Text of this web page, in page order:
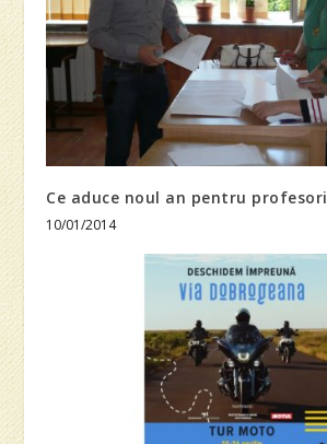
Ce aduce noul an pentru profesori
10/01/2014